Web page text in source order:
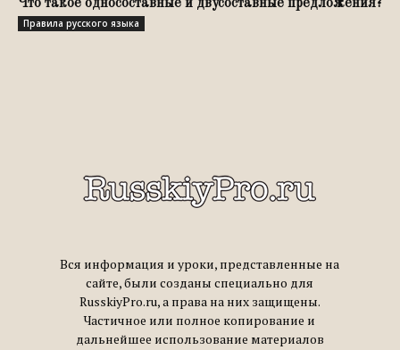
Что такое односоставные и двусоставные предложения?
Правила русского языка
Вся информация и уроки, представленные на
сайте, были созданы специально для
RusskiyPro.ru, а права на них защищены.
Частичное или полное копирование и
дальнейшее использование материалов